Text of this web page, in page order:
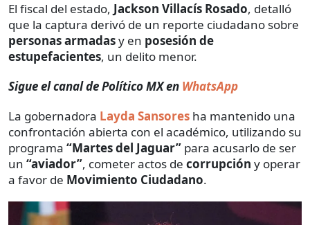
El fiscal del estado, Jackson Villacís Rosado, detalló
que la captura derivó de un reporte ciudadano sobre
personas armadasy en posesión de
estupefacientes, un delito menor.
Sigue el canal de Político MX en WhatsApp
La gobernadora Layda Sansores ha mantenido una
confrontación abierta con el académico, utilizando su
programa “Martes del Jaguar” para acusarlo de ser
un “aviador”, cometer actos de corrupción y operar
a favor de Movimiento Ciudadano.